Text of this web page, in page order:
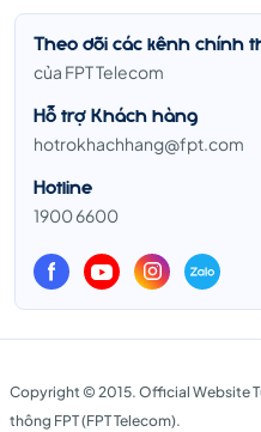
Theo dõi các kênh chính
của FPT Telecom
Hỗ trợ Khách hàng
hotrokhachhang@fpt.com
Hotline
1900 6600
Copyright © 2015. Official Website
thông FPT (FPT Telecom).